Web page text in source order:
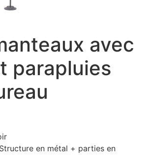
avec
parapluies
en métal + parties en